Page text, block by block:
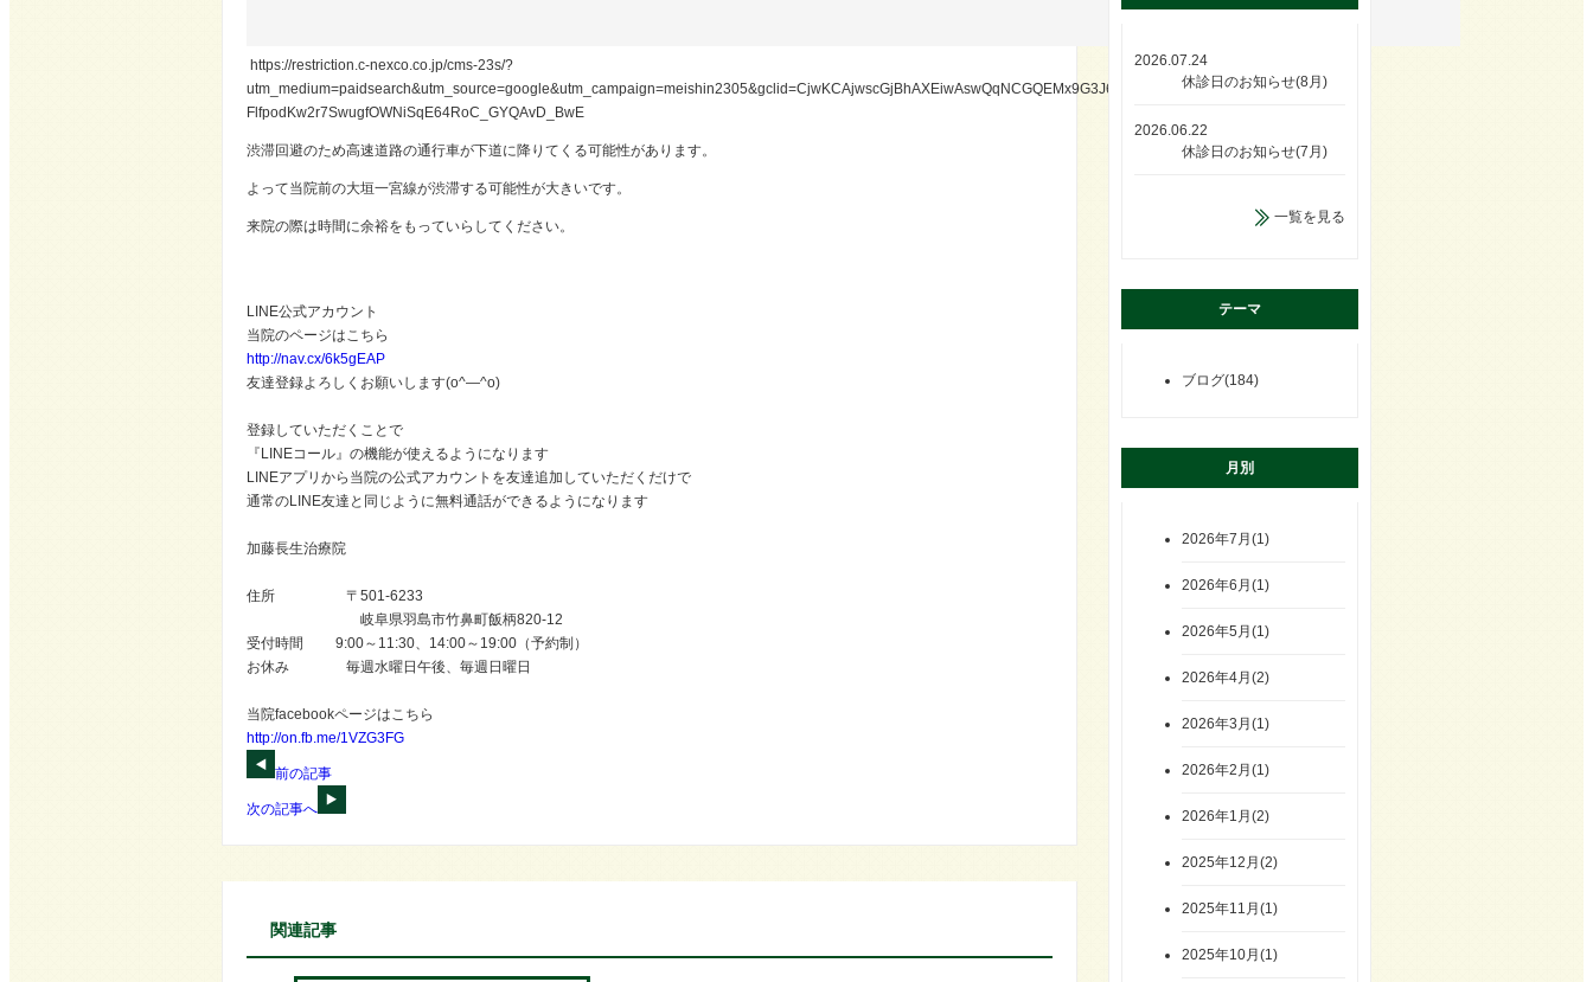
https://restriction.c-nexco.co.jp/cms-23s/?
utm_medium=paidsearch&utm_source=google&utm_campaign=meishin2305&gclid=CjwKCAjwscGjBhAXEiwAswQqNCGQEMx9G3J6LmtOUiqytRdIbJV-
FlfpodKw2r7SwugfOWNiSqE64RoC_GYQAvD_BwE
渋滞回避のため高速道路の通行車が下道に降りてくる可能性があります。
よって当院前の大垣一宮線が渋滞する可能性が大きいです。
来院の際は時間に余裕をもっていらしてください。
LINE公式アカウント
当院のページはこちら
http://nav.cx/6k5gEAP
友達登録よろしくお願いします(o^―^o)
登録していただくことで
『LINEコール』の機能が使えるようになります
LINEアプリから当院の公式アカウントを友達追加していただくだけで
通常のLINE友達と同じように無料通話ができるようになります
加藤長生治療院
住所 〒501-6233
岐阜県羽島市竹鼻町飯柄820-12
受付時間 9:00～11:30、14:00～19:00（予約制）
お休み 毎週水曜日午後、毎週日曜日
当院facebookページはこちら
http://on.fb.me/1VZG3FG
前の記事
次の記事へ
関連記事
2026.07.24
休診日のお知らせ(8月)
2026.06.22
休診日のお知らせ(7月)
一覧を見る
テーマ
ブログ(184)
月別
2026年7月(1)
2026年6月(1)
2026年5月(1)
2026年4月(2)
2026年3月(1)
2026年2月(1)
2026年1月(2)
2025年12月(2)
2025年11月(1)
2025年10月(1)